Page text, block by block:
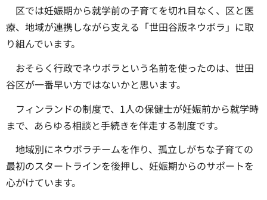
区では妊娠期から就学前の子育てを切れ目なく、区と医
療、地域が連携しながら支える「世田谷版ネウボラ」に取
り組んでいます。
おそらく行政でネウボラという名前を使ったのは、世田
谷区が一番早い方ではないかと思います。
フィンランドの制度で、1人の保健士が妊娠前から就学時
まで、あらゆる相談と手続きを伴走する制度です。
地域別にネウボラチームを作り、孤立しがちな子育ての
最初のスタートラインを後押し、妊娠期からのサポートを
心がけています。